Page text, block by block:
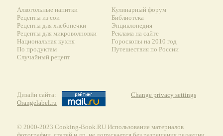
Алкогольные напитки
Рецепты из сои
Рецепты для хлебопечки
Рецепты для микроволновки
Национальная кухня
По продуктам
Случайный рецепт
Кулинарный форум
Библиотека
Энциклопедия
Реклама на сайте
Гороскопы на 2010 год
Путешествия по России
Дизайн сайта:
Orangelabel.ru
Change privacy settings
© 2000-2023 Сooking-Book.RU Использование материалов